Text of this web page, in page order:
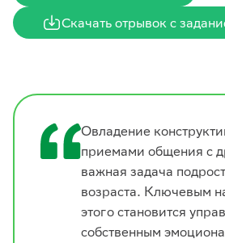
Скачать отрывок с
Овладение
приемами общения с
важная задача
возраста. Ключевым
этого становится
собственным